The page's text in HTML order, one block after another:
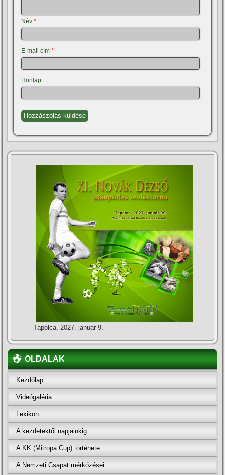
Név*
E-mail cím*
Honlap
Tapolca, 2027. január 9.
OLDALAK
Kezdőlap
Videógaléria
Lexikon
A kezdetektől napjainkig
A KK (Mitropa Cup) története
A Nemzeti Csapat mérkőzései